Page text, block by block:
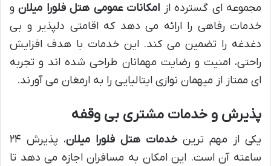
مجموعه ای گسترده از امکانات عمومی هتل فلورا میلانو
خدمات رفاهی را ارائه می دهد که اقامتی دلپذیر و بی
دغدغه را تضمین می کند. این خدمات با هدف افزایش
راحتی، امنیت و رضایت مهمانان طراحی شده اند و تجربه
ای ممتاز از میهمان نوازی ایتالیایی را به ارمغان می آورند.
پذیرش و خدمات مشتری بی وقفه
یکی از مهم ترینخدمات هتل فلورا میلان
، پذیرش ۲۴
ساعته آن است. این امکان به مسافران اجازه می دهد تا